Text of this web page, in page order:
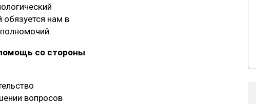
обязуется нам в
со стороны
вопросов